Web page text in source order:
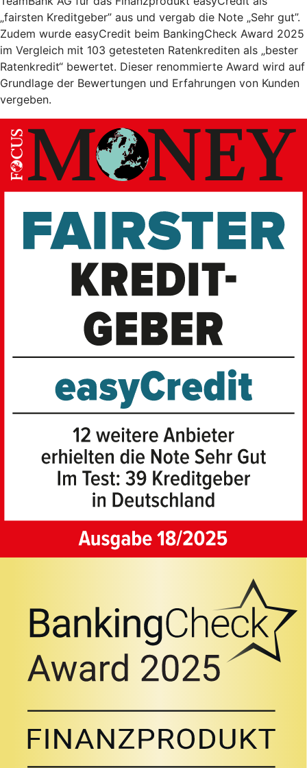
„fairsten Kreditgeber” aus und vergab die Note „Sehr gut”.
Zudem wurde easyCredit beim BankingCheck Award 2025
im Vergleich mit 103 getesteten Ratenkrediten als „bester
Ratenkredit“ bewertet. Dieser renommierte Award wird auf
Grundlage der Bewertungen und Erfahrungen von Kunden
vergeben.